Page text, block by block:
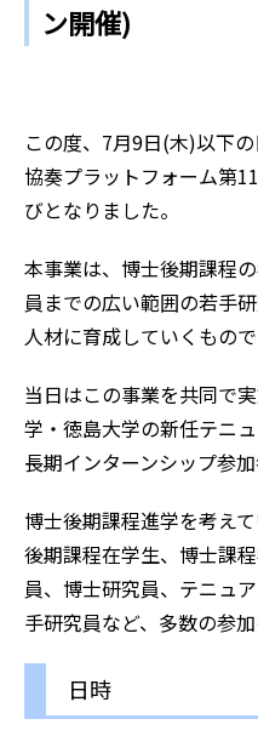
ン開催)
この度、7月9日(木)以下
協奏プラットフォーム第
びとなりました。
本事業は、博士後期課程
員までの広い範囲の若手
人材に育成していくもので
当日はこの事業を共同で
学・徳島大学の新任テニ
長期インターンシップ参
博士後期課程進学を考え
後期課程在学生、博士課
員、博士研究員、テニュ
手研究員など、多数の参
日時